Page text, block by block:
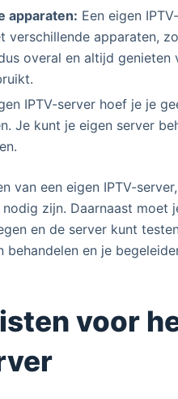
apparaten: Een eigen
apparaten,
overal en altijd genieten
IPTV-server hoef je je
Je kunt je eigen server
van een eigen IPTV-
zijn. Daarnaast moet
en de server kunt
en je
voor